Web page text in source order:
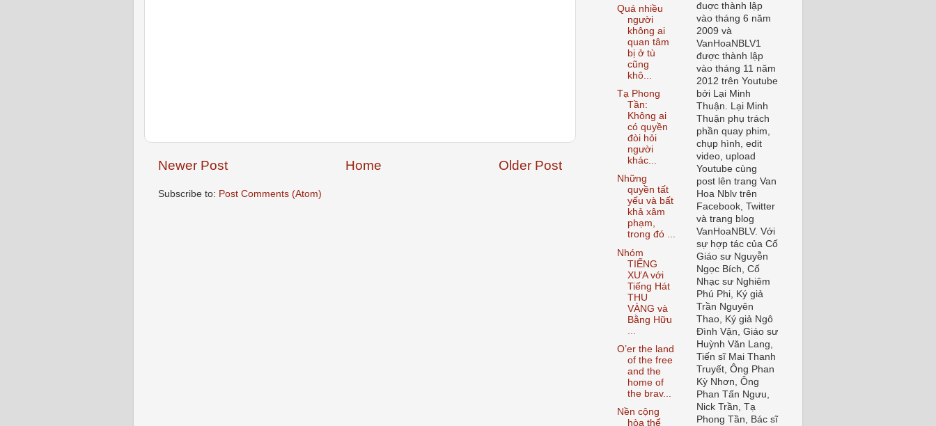
Newer Post Older Post
Home
Subscribe to: Post Comments (Atom)
Quá nhiều
người
không ai
quan tâm
bị ở tù
cũng
khô...
Tạ Phong
Tần:
Không ai
có quyền
đòi hỏi
người
khác...
Những
quyền tất
yếu và bất
khả xâm
phạm,
trong đó ...
Nhóm
TIẾNG
XƯA với
Tiếng Hát
THU
VÀNG và
Bằng Hữu
O’er the land
of the free
and the
home of
the brav...
Nền cộng
hòa thể
đuợc thành lập
vào tháng 6 năm
2009 và
VanHoaNBLV1
được thành lập
vào tháng 11 năm
2012 trên Youtube
bởi Lại Minh
Thuận. Lại Minh
Thuận phụ trách
phần quay phim,
chụp hình, edit
video, upload
Youtube cùng
post lên trang Van
Hoa Nblv trên
Facebook, Twitter
và trang blog
VanHoaNBLV. Với
sự hợp tác của Cố
Giáo sư Nguyễn
Ngọc Bích, Cố
Nhạc sư Nghiêm
Phú Phi, Ký giả
Trần Nguyên
Thao, Ký giả Ngô
Đình Vận, Giáo sư
Huỳnh Văn Lang,
Tiến sĩ Mai Thanh
Truyết, Ông Phan
Kỳ Nhơn, Ông
Phan Tấn Ngưu,
Nick Trần, Tạ
Phong Tần, Bác sĩ